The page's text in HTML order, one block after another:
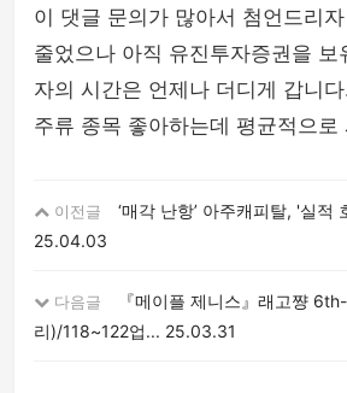
이 댓글 문의가 많아서 첨언드리
줄었으나 아직 유진투자증권을 보
자의 시간은 언제나 더디게 갑니
주류 종목 좋아하는데 평균적으로
이전글
‘매각 난항’ 아주캐피탈, '실적
25.04.03
다음글
『메이플 제니스』래고쨩
리)/118~122업... 25.03.31